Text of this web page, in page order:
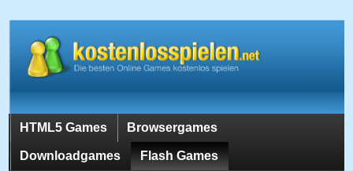
HTML5 Games Browsergames
Downloadgames Flash Games